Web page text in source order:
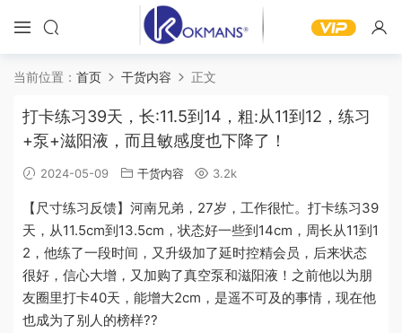
当前位置： 首页 干货内容 正文
打卡练习39天，长:11.5到14，粗:从11到12，练习
+泵+滋阳液，而且敏感度也下降了！
2024-05-09 干货内容 3.2k
【尺寸练习反馈】河南兄弟，27岁，工作很忙。打卡练习39
天，从11.5cm到13.5cm，状态好一些到14cm，周长从11到1
2，他练了一段时间，又升级加了延时控精会员，后来状态
很好，信心大增，又加购了真空泵和滋阳液！之前他以为朋
友圈里打卡40天，能增大2cm，是遥不可及的事情，现在他
也成为了别人的榜样??